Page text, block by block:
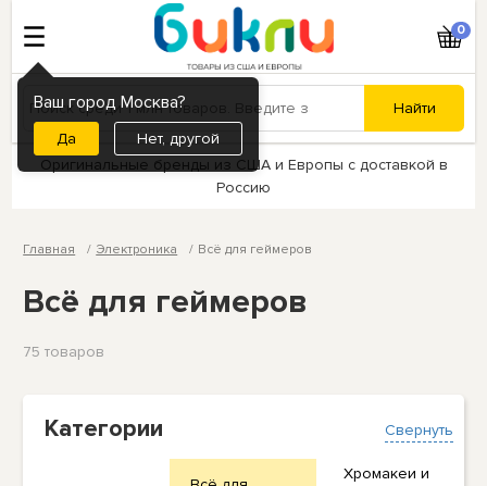
Ваш город Москва?
Нет, другой
0
Оригинальные бренды из США и Европы с доставкой в
Россию
Главная Электроника Всё для геймеров
Всё для геймеров
75 товаров
Свернуть
Категории
Хромакеи и